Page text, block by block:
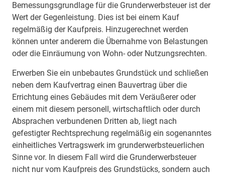
Bemessungsgrundlage für die Grunderwerbsteuer ist der
Wert der Gegenleistung. Dies ist bei einem Kauf
regelmäßig der Kaufpreis. Hinzugerechnet werden
können unter anderem die Übernahme von Belastungen
oder die Einräumung von Wohn- oder Nutzungsrechten.
Erwerben Sie ein unbebautes Grundstück und schließen
neben dem Kaufvertrag einen Bauvertrag über die
Errichtung eines Gebäudes mit dem Veräußerer oder
einem mit diesem personell, wirtschaftlich oder durch
Absprachen verbundenen Dritten ab, liegt nach
gefestigter Rechtsprechung regelmäßig ein sogenanntes
einheitliches Vertragswerk im grunderwerbsteuerlichen
Sinne vor. In diesem Fall wird die Grunderwerbsteuer
nicht nur vom Kaufpreis des Grundstücks, sondern auch